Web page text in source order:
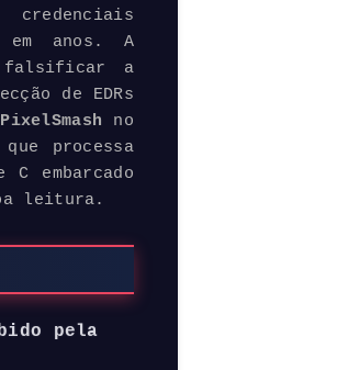
em anos. A
falsificar a
de EDRs
no
processa
embarcado
leitura.
pela